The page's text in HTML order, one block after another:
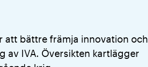
att bättre främja innovation och
av IVA. Översikten kartlägger